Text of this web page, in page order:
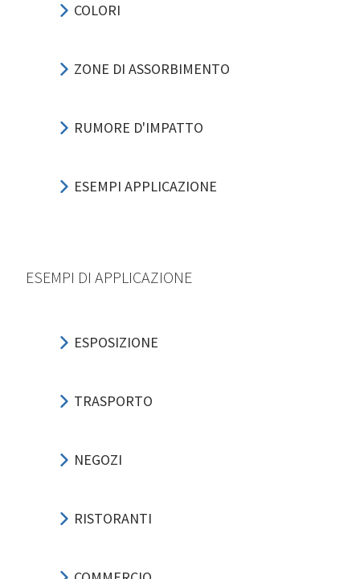
COLORI
ZONE DI ASSORBIMENTO
RUMORE D'IMPATTO
ESEMPI APPLICAZIONE
ESEMPI DI APPLICAZIONE
ESPOSIZIONE
TRASPORTO
NEGOZI
RISTORANTI